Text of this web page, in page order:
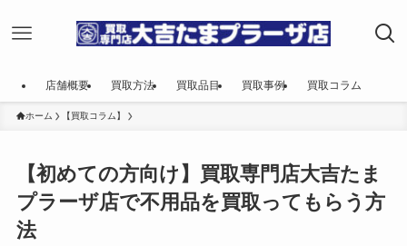
店舗概要 買取方法 買取品目 買取事例 買取コラム
ホーム 【買取コラム】
【初めての方向け】買取専門店大吉たま
プラーザ店で不用品を買取ってもらう方
法